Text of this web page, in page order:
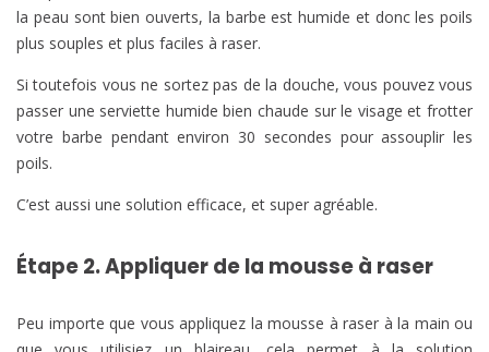
la peau sont bien ouverts, la barbe est humide et donc les poils
plus souples et plus faciles à raser.
Si toutefois vous ne sortez pas de la douche, vous pouvez vous
passer une serviette humide bien chaude sur le visage et frotter
votre barbe pendant environ 30 secondes pour assouplir les
poils.
C’est aussi une solution efficace, et super agréable.
Étape 2. Appliquer de la mousse à raser
Peu importe que vous appliquez la mousse à raser à la main ou